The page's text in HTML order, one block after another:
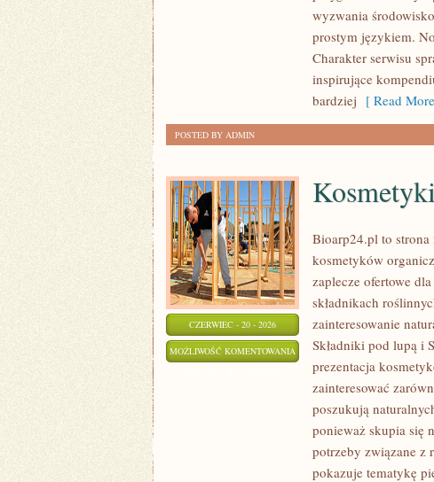
ŚRODOWISKA
wyzwania
prostym językiem.
Charakter serwisu
inspirujące
bardziej [ Read
POSTED BY ADMIN
CZERWIEC - 20 - 2026
MOŻLIWOŚĆ KOMENTOWANIA KOSMETYKI
Kosmetyki
Bioarp24.pl to strona
kosmetyków
zaplecze ofertowe
składnikach
zainteresowanie
Składniki pod lupą i
prezentacja
zainteresować
poszukują
ponieważ skupia się
potrzeby związane z
pokazuje tematykę